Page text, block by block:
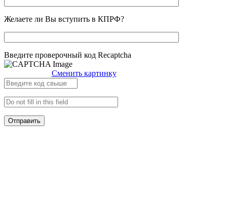
Желаете ли Вы вступить в КПРФ?
Введите проверочный код Recaptcha
Сменить картинку